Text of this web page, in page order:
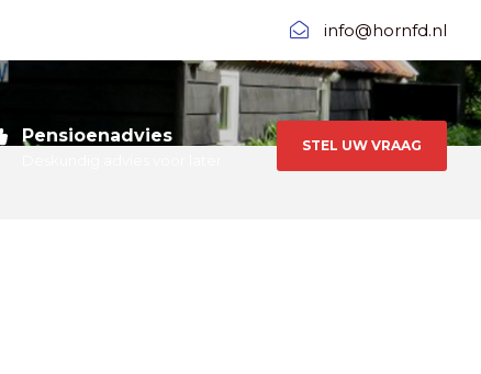
info@hornfd.nl
Pensioenadvies STEL UW VRAAG